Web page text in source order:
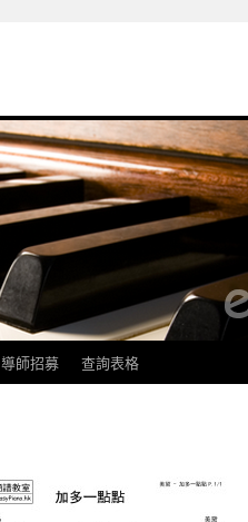
導師招募 查詢表格